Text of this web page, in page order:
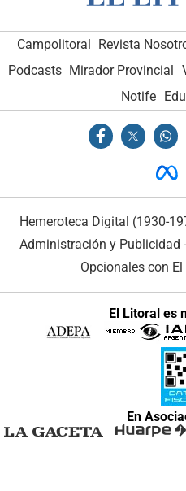
Campolitoral Revista
Podcasts Mirador Provincial
Notife
Hemeroteca Digital (1930-
Administración y Publicidad -
Opcionales con
El Litoral es
En